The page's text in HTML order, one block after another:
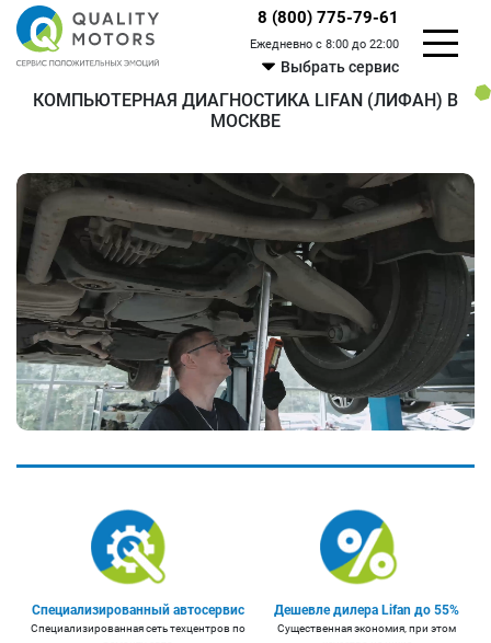
8 (800) 775-79-61
Ежедневно с 8:00 до 22:00
Выбрать сервис
КОМПЬЮТЕРНАЯ ДИАГНОСТИКА LIFAN (ЛИФАН) В
МОСКВЕ
Специализированный автосервис
Специализированная сеть техцентров по
Дешевле дилера Lifan до 55%
Существенная экономия, при этом